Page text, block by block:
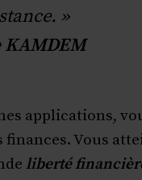
»
applications,
finances. Vous
liberté